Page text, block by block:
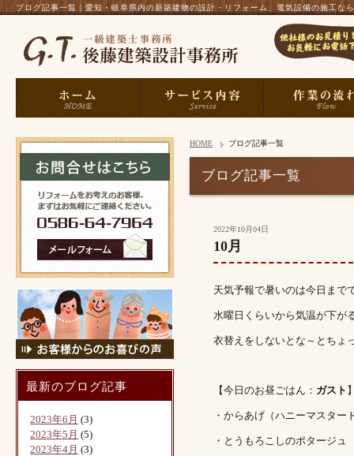
ブログ記事一覧｜愛知・岐阜県内の新築建物の設計・リフォーム、電気設備の施工な
HOME ブログ記事一覧
ブログ記事一覧
2022年10月04日
10月
天気予報で暑いのは今日まで
水曜日くらいから気温が下が
衣替えをしないとな～とちょ
【今日のお昼ごはん： ガスト
・からあげ（ハニーマスター
・とうもろこしのポタージュ
最新のブログ記事
2023年6月 (3)
2023年5月 (5)
2023年4月 (3)